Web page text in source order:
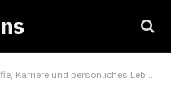
persönliches Leben des jungen Talents